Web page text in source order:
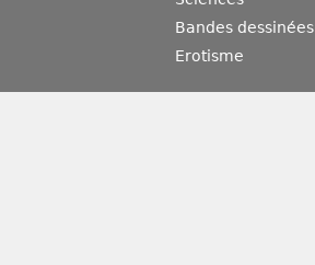
Bandes dessinées
Erotisme